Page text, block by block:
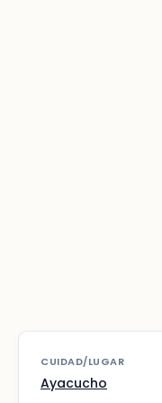
CUIDAD/LUGAR
Ayacucho